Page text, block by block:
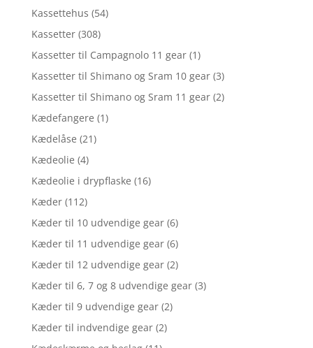
Kassettehus (54)
Kassetter (308)
Kassetter til Campagnolo 11 gear (1)
Kassetter til Shimano og Sram 10 gear (3)
Kassetter til Shimano og Sram 11 gear (2)
Kædefangere (1)
Kædelåse (21)
Kædeolie (4)
Kædeolie i drypflaske (16)
Kæder (112)
Kæder til 10 udvendige gear (6)
Kæder til 11 udvendige gear (6)
Kæder til 12 udvendige gear (2)
Kæder til 6, 7 og 8 udvendige gear (3)
Kæder til 9 udvendige gear (2)
Kæder til indvendige gear (2)